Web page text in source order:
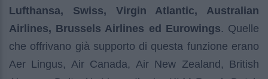
Lufthansa, Swiss, Virgin Atlantic, Australian
Airlines, Brussels Airlines ed Eurowings. Quelle
che offrivano già supporto di questa funzione erano
Aer Lingus, Air Canada, Air New Zealand, British